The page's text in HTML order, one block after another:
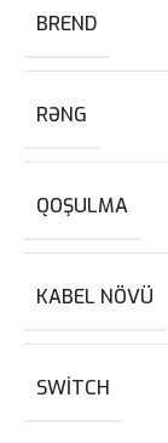
BREND
RƏNG
QOŞULMA
KABEL NÖVÜ
SWITCH